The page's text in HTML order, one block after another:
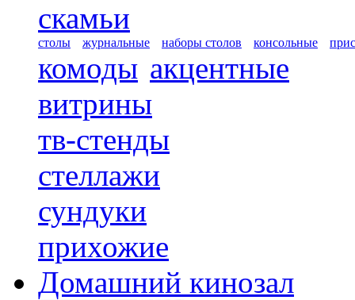
скамьи
столы журнальные наборы столов консольные
комоды акцентные
витрины
тв-стенды
стеллажи
сундуки
прихожие
Домашний кинозал